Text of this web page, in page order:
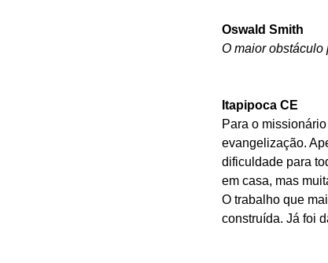
Oswald Smith
O maior obstáculo
Itapipoca CE
Para o
evangelização.
dificuldade para
em casa, mas
O trabalho que
construída. Já foi